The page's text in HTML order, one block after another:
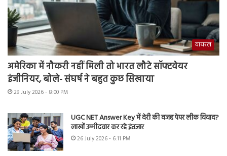
वायरल
अमेरिका में नौकरी नहीं मिली तो भारत लौटे सॉफ्टवेयर
इंजीनियर, बोले- संघर्ष ने बहुत कुछ सिखाया
29 July 2026 - 8:00 PM
UGC NET Answer Key में देरी की वजह पेपर लीक विवाद?
लाखों उम्मीदवार कर रहे इंतजार
26 July 2026 - 6:11 PM